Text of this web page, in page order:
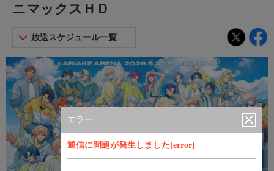
エラー
通信に問題が発生しました[error]
ニマックスＨＤ
放送スケジュール一覧